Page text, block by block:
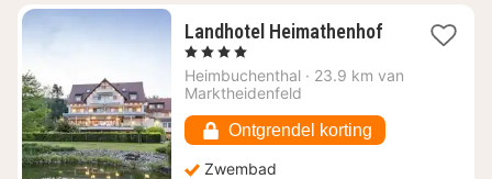
Landhotel Heimathenhof1
vanaf
, 4 Sterren
Heimbuchenthal · 23.9 km van
Marktheidenfeld
Ontgrendel korting
Zwembad